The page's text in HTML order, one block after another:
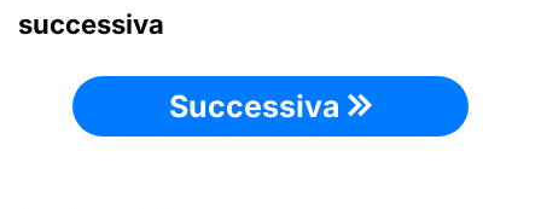
successiva
Successiva